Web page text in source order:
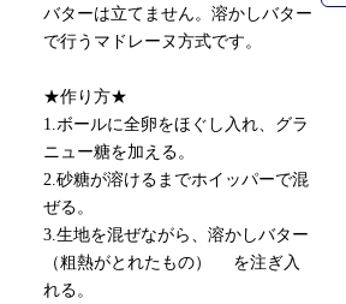
バターは立てません。溶かしバター
で行うマドレーヌ方式です。
★作り方★
1.ボールに全卵をほぐし入れ、グラ
ニュー糖を加える。
2.砂糖が溶けるまでホイッパーで混
ぜる。
3.生地を混ぜながら、溶かしバター
（粗熱がとれたもの） を注ぎ入
れる。